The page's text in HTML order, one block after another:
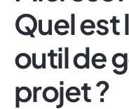
Quel est
outil de
projet ?